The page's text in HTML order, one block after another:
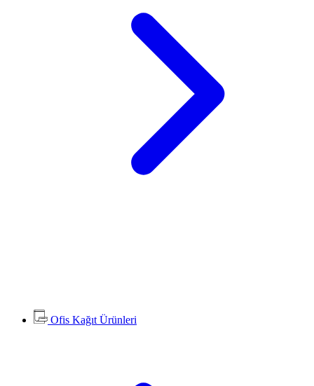
Ofis Kağıt Ürünleri